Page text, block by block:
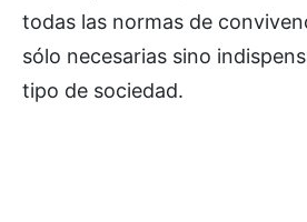
todas las normas de
sólo necesarias sino
tipo de sociedad.